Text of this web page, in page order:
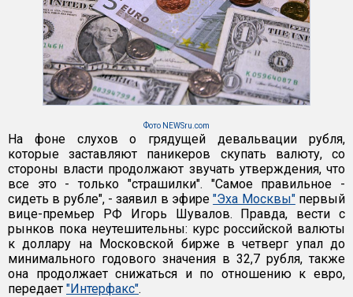
Фото NEWSru.com
На фоне слухов о грядущей девальвации рубля,
которые заставляют паникеров скупать валюту, со
стороны власти продолжают звучать утверждения, что
все это - только "страшилки". "Самое правильное -
сидеть в рубле", - заявил в эфире"Эха Москвы"первый
вице-премьер РФ Игорь Шувалов. Правда, вести с
рынков пока неутешительны: курс российской валюты
к доллару на Московской бирже в четверг упал до
минимального годового значения в 32,7 рубля, также
она продолжает снижаться и по отношению к евро,
передает "Интерфакс".